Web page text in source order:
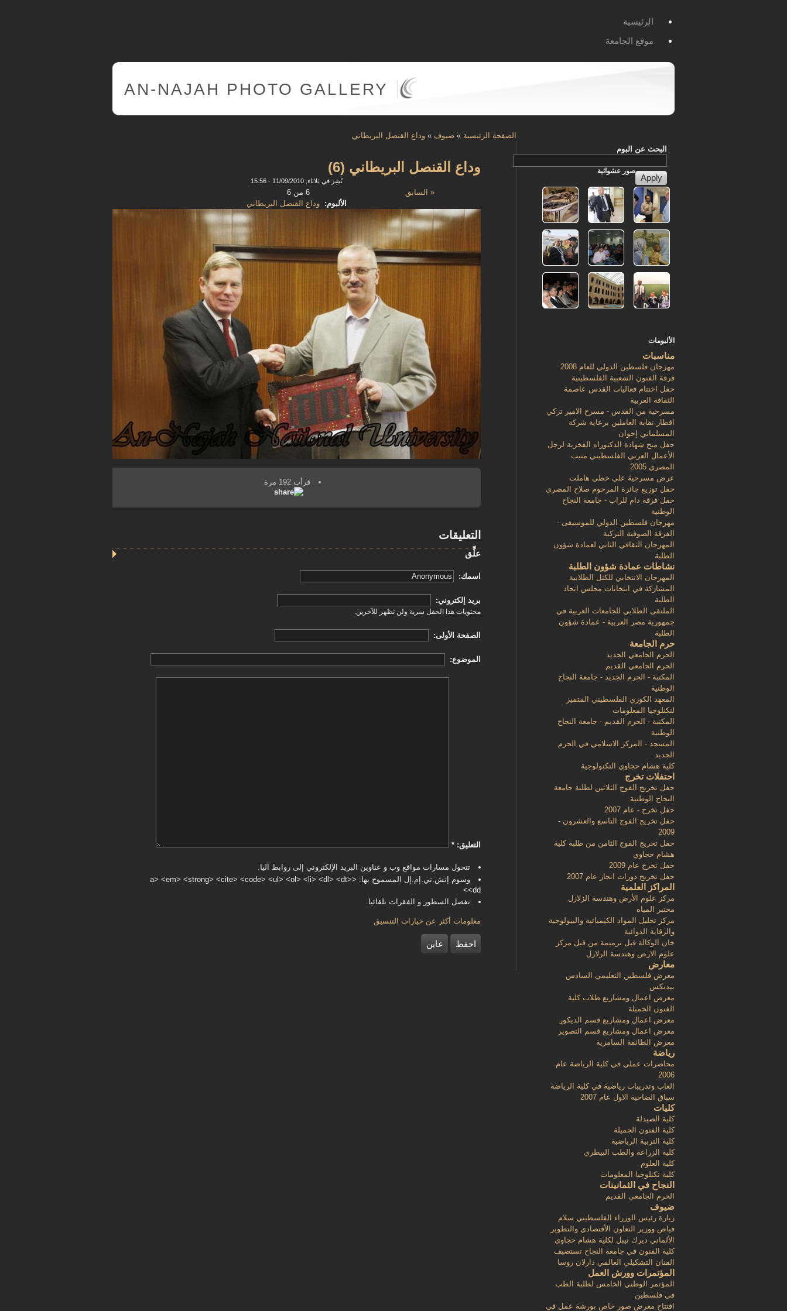
الرئيسية
موقع الجامعة
AN-NAJAH PHOTO GALLERY
الصفحة الرئيسية » ضيوف » وداع القنصل البريطاني
وداع القنصل البريطاني (6)
نُشِر في ثلاثاء, 11/09/2010 - 15:56
« السابق
6 من 6
الألبوم: وداع القنصل البريطاني
قرأت 192 مرة
التعليقات
علِّق
‏اسمك: ‏
‏بريد إلكتروني: ‏
محتويات هذا الحقل سرية ولن تظهر للآخرين.
‏الصفحة الأولى: ‏
‏الموضوع: ‏
‏التعليق: ‏ *
تتحول مسارات مواقع وب و عناوين البريد الإلكتروني إلى روابط آليا.
وسوم إتش.تي.إم.إل المسموح بها: <a> <em> <strong> <cite> <code> <ul> <ol> <li> <dl> <dt>
<dd>
تفصل السطور و الفقرات تلقائيا.
معلومات أكثر عن خيارات التنسيق
البحث عن البوم
صور عشوائية
الألبومات
مناسبات
مهرجان فلسطين الدولي للعام 2008
فرقة الفنون الشعبية الفلسطينية
حفل اختتام فعاليات القدس عاصمة
الثقافة العربية
مسرحية من القدس - مسرح الامير تركي
افطار نقابة العاملين برعاية شركة
المسلماني إخوان
حفل منح شهادة الدكتوراه الفخرية لرجل
الأعمال العربي الفلسطيني منيب
المصري 2005
عرض مسرحية على خطى هاملت
حفل توزيع جائزة المرحوم صلاح المصري
حفل فرقة دام للراب - جامعة النجاح
الوطنية
مهرجان فلسطين الدولي للموسيقى -
الفرقة الصوفية التركية
المهرجان الثقافي الثاني لعمادة شؤون
الطلبة
نشاطات عمادة شؤون الطلبة
المهرجان الانتخابي للكتل الطلابية
المشاركة في انتخابات مجلس اتحاد
الطلبة
الملتقى الطلابي للجامعات العربية في
جمهورية مصر العربية - عمادة شؤون
الطلبة
حرم الجامعة
الحرم الجامعي الجديد
الحرم الجامعي القديم
المكتبة - الحرم الجديد - جامعة النجاح
الوطنية
المعهد الكوري الفلسطيني المتميز
لتكنلوجيا المعلومات
المكتبة - الحرم القديم - جامعة النجاح
الوطنية
المسجد - المركز الاسلامي في الحرم
الجديد
كلية هشام حجاوي التكنولوجية
احتفلات تخرج
حفل تخريج الفوج الثلاثين لطلبة جامعة
النجاح الوطنية
حفل تخرج - عام 2007
حفل تخريج الفوج التاسع والعشرون -
2009
حفل تخريج الفوج الثامن من طلبة كلية
هشام حجاوي
حفل تخرج عام 2009
حفل تخريج دورات انجاز عام 2007
المراكز العلمية
مركز علوم الأرض وهندسة الزلازل
مختبر المياه
مركز تحليل المواد الكيميائية والبيولوجية
والرقابة الدوائية
خان الوكالة قبل ترميمة من قبل مركز
علوم الارض وهندسة الزلازل
معارض
معرض فلسطين التعليمي السادس
بيديكس
معرض اعمال ومشاريع طلاب كلية
الفنون الجميلة
معرض اعمال ومشاريع قسم الديكور
معرض اعمال ومشاريع قسم التصوير
معرض الطائفة السامرية
رياضة
محاضرات عملي في كلية الرياضة عام
2006
العاب وتدريبات رياضية في كلية الرياضة
سباق الضاحية الاول عام 2007
كليات
كلية الصيدلة
كلية الفنون الجميلة
كلية التربية الرياضية
كلية الزراعة والطب البيطري
كلية العلوم
كلية تكنلوجيا المعلومات
النجاح في الثمانينات
الحرم الجامعي القديم
ضيوف
زيارة رئيس الوزراء الفلسطيني سلام
فياض ووزير التعاون الأقتصادي والتطوير
الألماني ديرك نيبل لكلية هشام حجاوي
كلية الفنون في جامعة النجاح تستضيف
الفنان التشكيلي العالمي دارلان روسا
المؤتمرات وورش العمل
المؤتمر الوطني الخامس لطلبة الطب
في فلسطين
افتتاح معرض صور خاص بورشة عمل في